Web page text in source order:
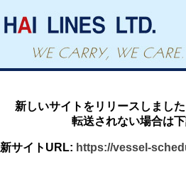
新しいサイトをリリースしまし
転送されない場合は
新サイトURL: https://vessel-